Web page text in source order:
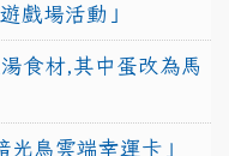
戲場活動」
食材,其中蛋改為馬
鳥雲端幸運卡」